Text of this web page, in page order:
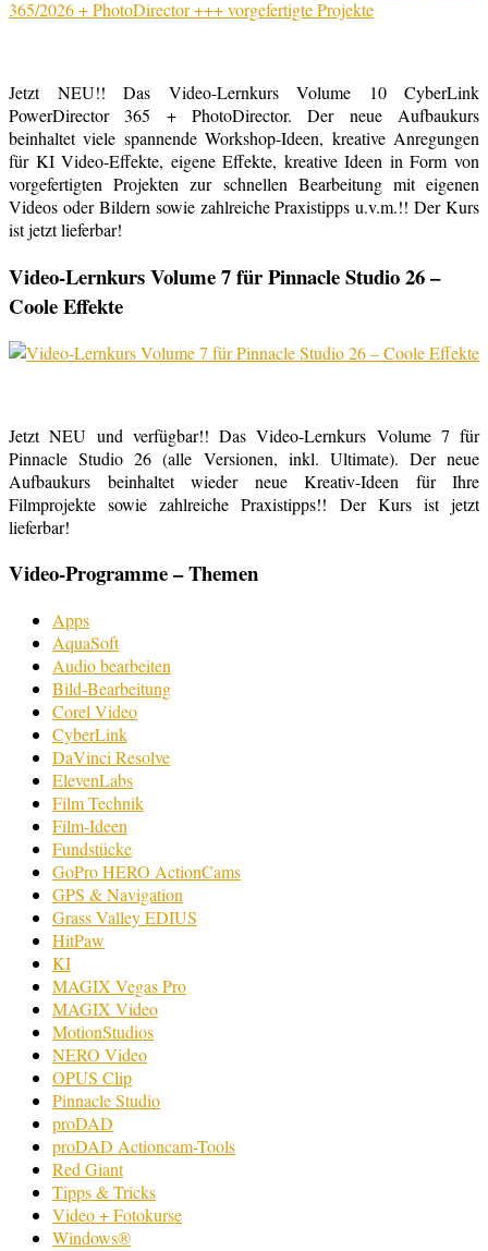
Jetzt NEU!! Das Video-Lernkurs Volume 10 CyberLink
PowerDirector 365 + PhotoDirector. Der neue Aufbaukurs
beinhaltet viele spannende Workshop-Ideen, kreative Anregungen
für KI Video-Effekte, eigene Effekte, kreative Ideen in Form von
vorgefertigten Projekten zur schnellen Bearbeitung mit eigenen
Videos oder Bildern sowie zahlreiche Praxistipps u.v.m.!! Der Kurs
ist jetzt lieferbar!
Video-Lernkurs Volume 7 für Pinnacle Studio 26 –
Coole Effekte
Jetzt NEU und verfügbar!! Das Video-Lernkurs Volume 7 für
Pinnacle Studio 26 (alle Versionen, inkl. Ultimate). Der neue
Aufbaukurs beinhaltet wieder neue Kreativ-Ideen für Ihre
Filmprojekte sowie zahlreiche Praxistipps!! Der Kurs ist jetzt
lieferbar!
Video-Programme – Themen
Apps
AquaSoft
Audio bearbeiten
Bild-Bearbeitung
Corel Video
CyberLink
DaVinci Resolve
ElevenLabs
Film Technik
Film-Ideen
Fundstücke
GoPro HERO ActionCams
GPS & Navigation
Grass Valley EDIUS
HitPaw
KI
MAGIX Vegas Pro
MAGIX Video
MotionStudios
NERO Video
OPUS Clip
Pinnacle Studio
proDAD
proDAD Actioncam-Tools
Red Giant
Tipps & Tricks
Video + Fotokurse
Windows®